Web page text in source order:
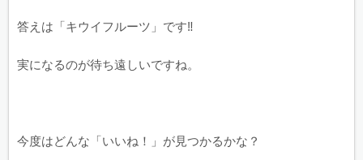
答えは「キウイフルーツ」です‼︎
実になるのが待ち遠しいですね。
今度はどんな「いいね！」が見つかるかな？